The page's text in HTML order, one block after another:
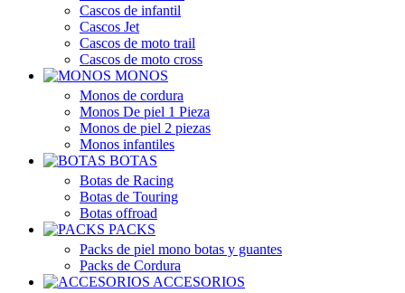
Cascos de infantil
Cascos Jet
Cascos de moto trail
Cascos de moto cross
MONOS
Monos de cordura
Monos De piel 1 Pieza
Monos de piel 2 piezas
Monos infantiles
BOTAS
Botas de Racing
Botas de Touring
Botas offroad
PACKS
Packs de piel mono botas y guantes
Packs de Cordura
ACCESORIOS